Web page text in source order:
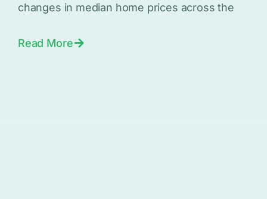
changes in median home prices across the
Read More